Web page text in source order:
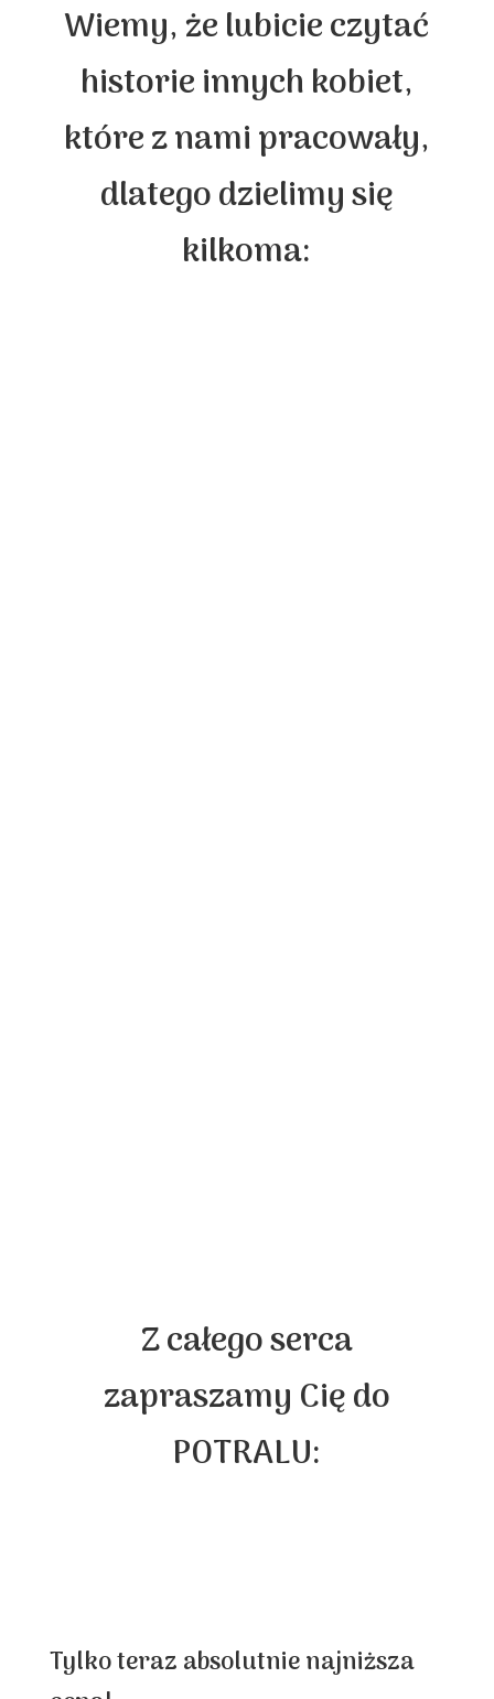
Wiemy, że lubicie czytać
historie innych kobiet,
które z nami pracowały,
dlatego dzielimy się
kilkoma:
Z całego serca
zapraszamy Cię do
POTRALU:
Tylko teraz absolutnie najniższa